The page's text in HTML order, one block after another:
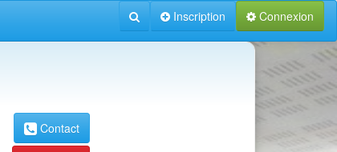
Connexion
Inscription
Contact